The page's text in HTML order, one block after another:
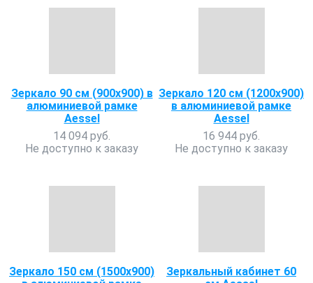
Зеркало 90 см (900x900) в
алюминиевой рамке
Aessel
14 094 руб.
Не доступно к заказу
Зеркало 120 см (1200x900)
в алюминиевой рамке
Aessel
16 944 руб.
Не доступно к заказу
Зеркало 150 см (1500x900)
Зеркальный кабинет 60